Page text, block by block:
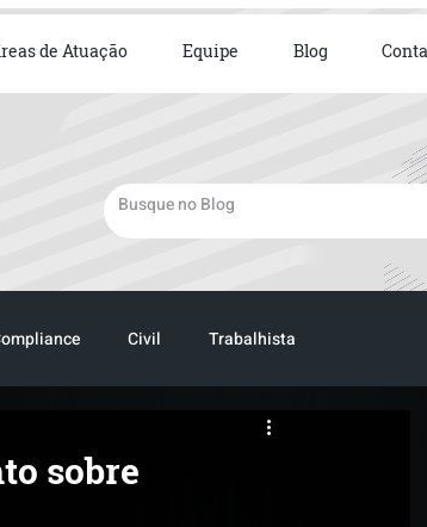
de Atuação Equipe Blog
Civil Trabalhista
LOGISTICA
sobre